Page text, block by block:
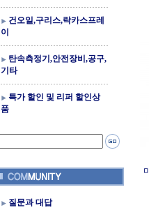
건오일,구리스,락카스프레
이
탄속측정기,안전장비,공구,
기타
특가 할인 및 리퍼 할인상
품
질문과 대답